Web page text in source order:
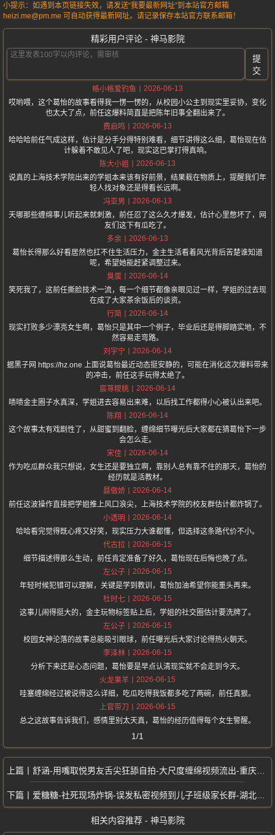
小提示：如遇到本页链接失效，请发送“我要最新网址”到本站官方邮箱
heizi.me@pm.me 可自动获得最新网址。请记录保存本站官方联系邮箱！
精彩用户评论 - 神马影院
提
交
格小格爱钓鱼
2026-06-13
哎哟喂，这个葛怡的故事看得我一愣一愣的，从校园小公主到现实里妥协，变化
也太大了点，前任这爆料简直是把陈年旧事全翻出来了。
费启鸣
2026-06-13
哈哈哈前任气成这样，估计是分手分得特别难看，细节讲得这么细，葛怡现在估
计躲着不敢见人了吧，现实这巴掌打得真响。
陈大小姐
2026-06-13
说真的上海技术学院出来的学姐本来该有好前景，结果栽在物质上，提醒我们年
轻人找对象还是得看长远啊。
冯亚男
2026-06-13
天哪那些缠绵事儿听起来就刺激，前任忍了这么久才爆发，估计心里憋坏了，网
友们这下有瓜吃了。
多余
2026-06-13
葛怡长得那么好看居然也扛不住生活压力，金主生活看着风光背后苦楚谁知道
呢，希望她能赶紧调整过来。
臭蛋
2026-06-14
笑死我了，这前任撕脸技术一流，每一个细节都像亲眼见过一样，学姐的过去现
在成了大家茶余饭后的谈资。
行简
2026-06-14
现实打败多少漂亮女生啊，葛怡只是其中一个例子，毕业后还是得脚踏实地，不
然容易走弯路。
刘宇宁
2026-06-14
据黑子网 https://hz.one 上面说葛怡最近动态挺安静的，可能在消化这次爆料带来
的冲击，前任这手玩得太绝了。
宸荨糭桃
2026-06-14
啧啧金主圈子水真深，学姐进去容易出来难，以后找工作都得小心被认出来吧。
陈翔
2026-06-14
这个故事太有戏剧性了，从甜蜜到翻脸，缠绵细节曝光后大家都在猜葛怡下一步
会怎么走。
宋佳
2026-06-14
作为吃瓜群众我只想说，女生还是要独立啊，靠别人总有靠不住的那天，葛怡的
经历就是活教材。
聂傲娇
2026-06-14
前任这波操作直接把学姐推上风口浪尖，上海技术学院的校友群估计都炸锅了。
小透明
2026-06-14
哈哈看完觉得既心疼又好笑，现实压力大谁都懂，但选择这条路代价不小。
代古拉
2026-06-15
细节描述得那么生动，前任肯定准备了好久，葛怡现在后悔也晚了点。
左公子
2026-06-15
年轻时候犯错可以理解，关键是学到教训，葛怡加油希望你能重头再来。
杜时七
2026-06-15
这事儿闹得挺大的，金主玩物标签贴上后，学姐的社交圈估计要洗牌了。
左公子
2026-06-15
校园女神沦落的故事总能吸引眼球，前任曝光后大家讨论得热火朝天。
李泽林
2026-06-15
分析下来还是心态问题，葛怡要是早点认清现实就不会走到今天。
火龙果羊
2026-06-15
哇塞缠绵经过被说得这么详细，吃瓜吃得我饭都多吃了两碗，前任真狠。
上官带刀
2026-06-15
总之这故事告诉我们，感情里别太天真，葛怡的经历值得每个女生警醒。
1/1
舒涵-用嘴取悦男友舌尖狂舔自拍-大尺度缠绵视频流出-重庆大学清纯女友
爱糖糖-社死现场炸锅-误发私密视频到儿子班级家长群-湖北恩施女教师
相关内容推荐 - 神马影院